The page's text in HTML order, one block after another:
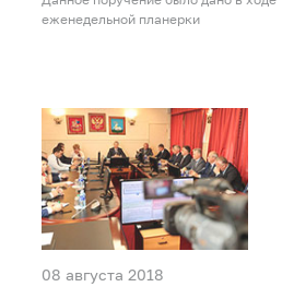
еженедельной планерки
08 августа 2018